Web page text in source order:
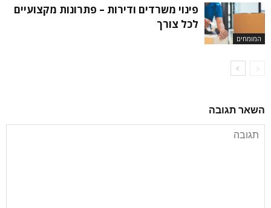
המומחים
פינוי משרדים ודירות – פתרונות מקצועיים
לכל צורך
השאר תגובה